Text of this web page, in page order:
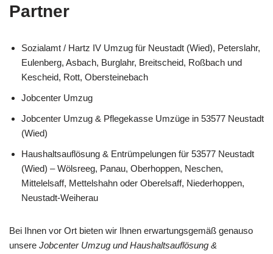
Partner
Sozialamt / Hartz IV Umzug für Neustadt (Wied), Peterslahr,
Eulenberg, Asbach, Burglahr, Breitscheid, Roßbach und
Kescheid, Rott, Obersteinebach
Jobcenter Umzug
Jobcenter Umzug & Pflegekasse Umzüge in 53577 Neustadt
(Wied)
Haushaltsauflösung & Entrümpelungen für 53577 Neustadt
(Wied) – Wölsreeg, Panau, Oberhoppen, Neschen,
Mittelelsaff, Mettelshahn oder Oberelsaff, Niederhoppen,
Neustadt-Weiherau
Bei Ihnen vor Ort bieten wir Ihnen erwartungsgemäß genauso
unsere Jobcenter Umzug und Haushaltsauflösung &